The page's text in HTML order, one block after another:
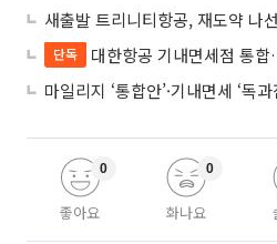
단독
대한항공 기내면세점 통합…공정
좋아요
0
화나요
0